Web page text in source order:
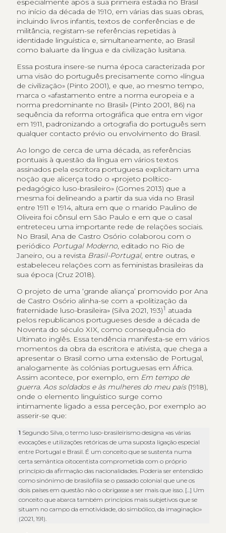
especialmente após a sua primeira estadia no Brasil
no início da década de 1910, em várias das suas obras,
incluindo livros infantis, textos de conferências e de
militância, registam-se referências repetidas à
identidade linguística e, simultaneamente, ao Brasil
como baluarte da língua e da civilização lusitana.
Essa postura insere-se numa época caracterizada por
uma visão do português precisamente como «língua
de civilização» (Pinto 2001), e que, ao mesmo tempo,
marca o «afastamento entre a norma europeia e a
norma predominante no Brasil» (Pinto 2001, 86) na
sequência da reforma ortográfica que entra em vigor
em 1911, padronizando a ortografia do português sem
qualquer contacto prévio ou envolvimento do Brasil.
Ao longo de cerca de uma década, as referências
pontuais à questão da língua em vários textos
assinados pela escritora portuguesa explicitam uma
noção que alicerça todo o «projeto político-
pedagógico luso-brasileiro» (Gomes 2013) que a
mesma foi delineando a partir da sua vida no Brasil
entre 1911 e 1914, altura em que o marido Paulino de
Oliveira foi cônsul em São Paulo e em que o casal
entreteceu uma importante rede de relações sociais.
No Brasil, Ana de Castro Osório colaborou com o
periódico Portugal Moderno, editado no Rio de
Janeiro, ou a revista Brasil-Portugal, entre outras, e
estabeleceu relações com as feministas brasileiras da
sua época (Cruz 2018).
O projeto de uma ‘grande aliança’ promovido por Ana
de Castro Osório alinha-se com a «politização da
fraternidade luso-brasileira» (Silva 2021, 193)1 atuada
pelos republicanos portugueses desde a década de
Noventa do século XIX, como consequência do
Ultimato inglês. Essa tendência manifesta-se em vários
momentos da obra da escritora e ativista, que chega a
apresentar o Brasil como uma extensão de Portugal,
analogamente às colónias portuguesas em África.
Assim acontece, por exemplo, em Em tempo de
guerra. Aos soldados e às mulheres do meu país (1918),
onde o elemento linguístico surge como
intimamente ligado a essa perceção, por exemplo ao
asserir-se que:
1 Segundo Silva, o termo luso-brasileirismo designa «as várias
evocações e utilizações retóricas de uma suposta ligação especial
entre Portugal e Brasil. É um conceito que se sustenta numa
certa semântica oitocentista comprometida com o próprio
princípio da afirmação das nacionalidades. Poderia ser entendido
como sinónimo de brasilofilia se o passado colonial que une os
dois países em questão não o obrigasse a ser mais que isso. […] Um
conceito que abarca também princípios mais subjetivos que se
situam no campo da emotividade, do simbólico, da imaginação»
(2021, 191).